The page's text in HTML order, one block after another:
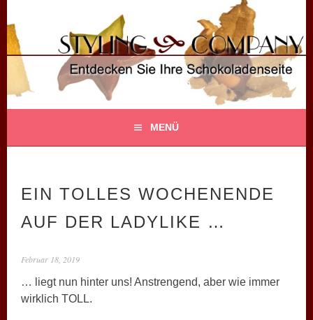
zum
InhaltSTYLING COMPANY
ENTDECKEN SIE IHRE SCHOKOLADENSEITE!
MENÜ
EIN TOLLES WOCHENENDE
AUF DER LADYLIKE …
Februar 18, 2019
… liegt nun hinter uns! Anstrengend, aber wie immer
wirklich TOLL.